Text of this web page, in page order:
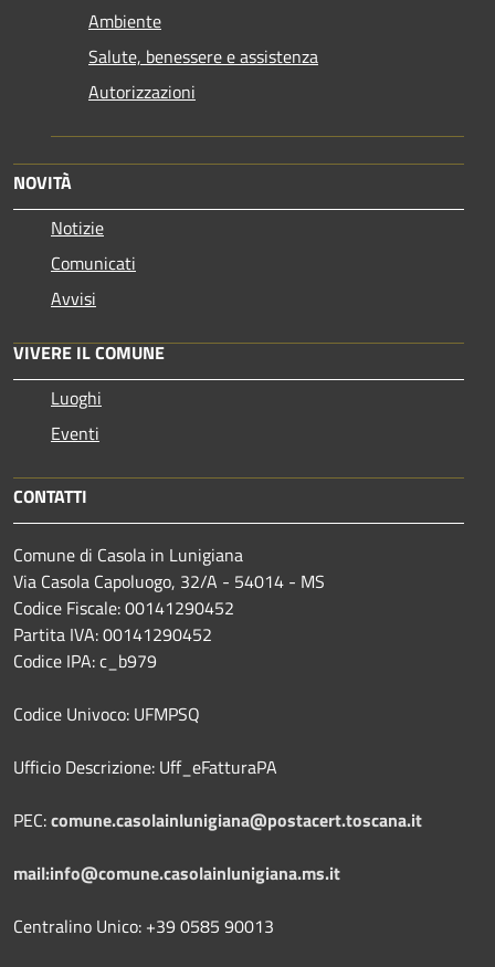
Ambiente
Salute, benessere e assistenza
Autorizzazioni
NOVITÀ
Notizie
Comunicati
Avvisi
VIVERE IL COMUNE
Luoghi
Eventi
CONTATTI
Comune di Casola in Lunigiana
Via Casola Capoluogo, 32/A - 54014 - MS
Codice Fiscale: 00141290452
Partita IVA: 00141290452
Codice IPA: c_b979
Codice Univoco: UFMPSQ
Ufficio Descrizione: Uff_eFatturaPA
PEC:comune.casolainlunigiana@postacert.toscana.it
mail:info@comune.casolainlunigiana.ms.it
Centralino Unico: +39 0585 90013